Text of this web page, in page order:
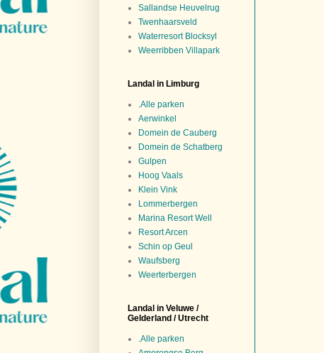
Sallandse Heuvelrug
Twenhaarsveld
Waterresort Blocksyl
Weerribben Villapark
Landal in Limburg
.Alle parken
Aerwinkel
Domein de Cauberg
Domein de Schatberg
Gulpen
Hoog Vaals
Klein Vink
Lommerbergen
Marina Resort Well
Resort Arcen
Schin op Geul
Waufsberg
Weerterbergen
Landal in Veluwe /
Gelderland / Utrecht
.Alle parken